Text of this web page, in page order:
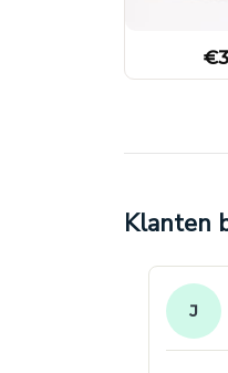
€
Klanten
J